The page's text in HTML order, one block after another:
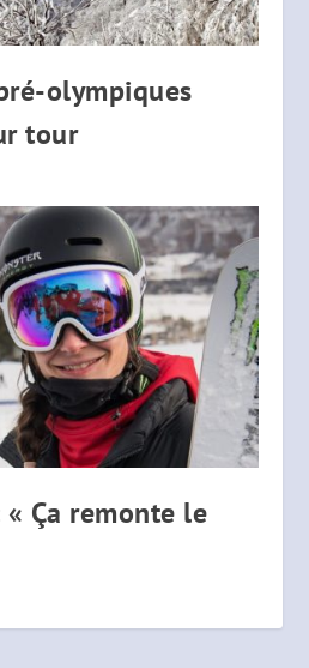
olympiques
tour
Ça remonte le